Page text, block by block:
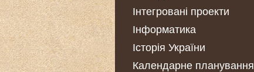
Інтегровані проекти
Інформатика
Історія України
Календарне планування